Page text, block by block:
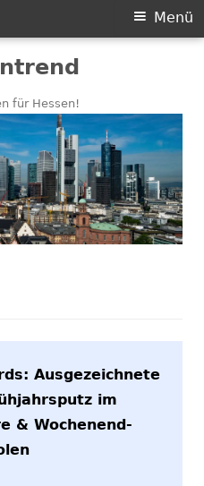
für Hessen!
Menü
Ausgezeichnete
im
& Wochenend-